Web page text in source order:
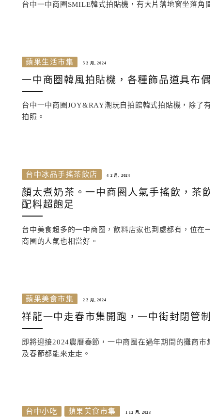
台中一中商圈SMILE韓式拍貼機，有大片落地窗坐落角
蘋果生活市集 5 2 月, 2024
一中商圈韓風拍貼機，各種飾品道具布
台中一中商圈JOY&RAY潮玩自拍館韓式拍貼機，除了有
拍照。
台中冰品手搖茶飲店 4 2 月, 2024
顏太煮奶茶。一中商圈人氣手搖飲，茶
配料超飽足
台中美食超多的一中商圈，飲料店家也到處都有，位在
商圈的人氣也相當好。
蘋果美食市集 2 2 月, 2024
祥龍一中走春市集開跑，一中街封閉管
即將迎接2024農曆春節，一中商圈在過年期間的攤商市
及春節都能來走走。
台中小吃 蘋果美食市集 1 12 月, 2023